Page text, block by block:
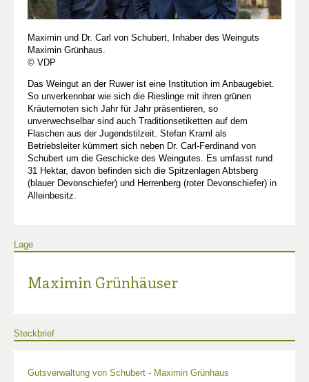
Maximin und Dr. Carl von Schubert, Inhaber des Weinguts
Maximin Grünhaus.
© VDP
Das Weingut an der Ruwer ist eine Institution im Anbaugebiet.
So unverkennbar wie sich die Rieslinge mit ihren grünen
Kräuternoten sich Jahr für Jahr präsentieren, so
unverwechselbar sind auch Traditionsetiketten auf dem
Flaschen aus der Jugendstilzeit. Stefan Kraml als
Betriebsleiter kümmert sich neben Dr. Carl-Ferdinand von
Schubert um die Geschicke des Weingutes. Es umfasst rund
31 Hektar, davon befinden sich die Spitzenlagen Abtsberg
(blauer Devonschiefer) und Herrenberg (roter Devonschiefer) in
Alleinbesitz.
Lage
Maximin Grünhäuser
Steckbrief
Gutsverwaltung von Schubert - Maximin Grünhaus